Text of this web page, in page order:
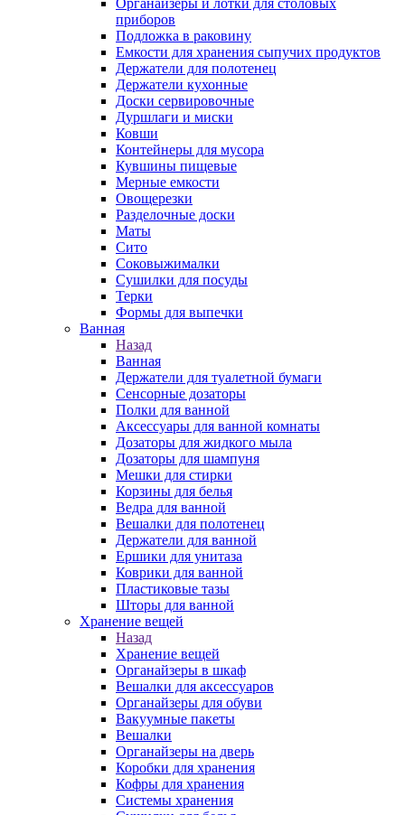
Органайзеры и лотки для столовых
приборов
Подложка в раковину
Емкости для хранения сыпучих продуктов
Держатели для полотенец
Держатели кухонные
Доски сервировочные
Дуршлаги и миски
Ковши
Контейнеры для мусора
Кувшины пищевые
Мерные емкости
Овощерезки
Разделочные доски
Маты
Сито
Соковыжималки
Сушилки для посуды
Терки
Формы для выпечки
Ванная
Назад
Ванная
Держатели для туалетной бумаги
Сенсорные дозаторы
Полки для ванной
Аксессуары для ванной комнаты
Дозаторы для жидкого мыла
Дозаторы для шампуня
Мешки для стирки
Корзины для белья
Ведра для ванной
Вешалки для полотенец
Держатели для ванной
Ершики для унитаза
Коврики для ванной
Пластиковые тазы
Шторы для ванной
Хранение вещей
Назад
Хранение вещей
Органайзеры в шкаф
Вешалки для аксессуаров
Органайзеры для обуви
Вакуумные пакеты
Вешалки
Органайзеры на дверь
Коробки для хранения
Кофры для хранения
Системы хранения